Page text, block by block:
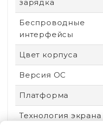
зарядка
Беспроводные
интерфейсы
Цвет корпуса
Версия ОС
Платформа
Технология экрана